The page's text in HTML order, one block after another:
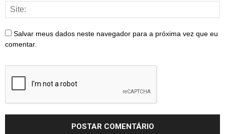
Salvar meus dados neste navegador para a próxima vez que eu
comentar.